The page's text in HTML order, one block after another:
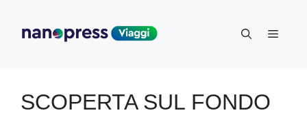
contenuto
Menu
SCOPERTA SUL FONDO